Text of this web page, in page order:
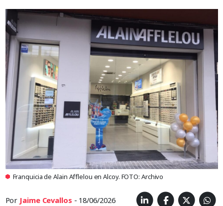
Franquicia de Alain Afflelou en Alcoy. FOTO: Archivo
Por Jaime Cevallos - 18/06/2026